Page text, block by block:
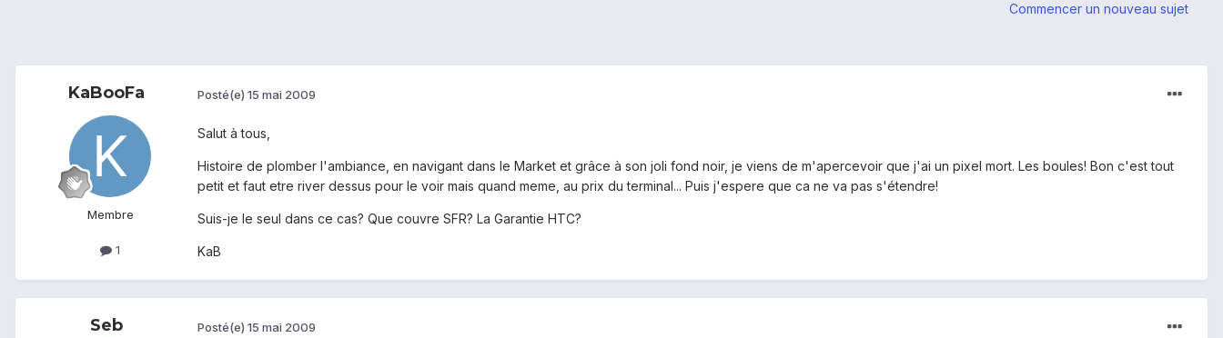
Commencer un nouveau sujet
KaBooFa
Membre
1
Posté(e) 15 mai 2009
Salut à tous,
Histoire de plomber l'ambiance, en navigant dans le Market et grâce à son joli fond noir, je viens de m'apercevoir que j'ai un pixel mort. Les boules! Bon c'est tout
petit et faut etre river dessus pour le voir mais quand meme, au prix du terminal... Puis j'espere que ca ne va pas s'étendre!
Suis-je le seul dans ce cas? Que couvre SFR? La Garantie HTC?
KaB
Seb Posté(e) 15 mai 2009